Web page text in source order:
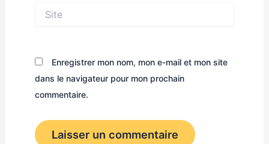
Enregistrer mon nom, mon e-mail et mon site
dans le navigateur pour mon prochain
commentaire.